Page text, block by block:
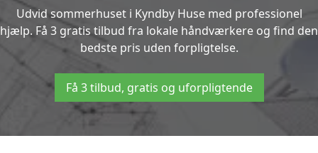
Udvid sommerhuset i Kyndby Huse med professionel
hjælp. Få 3 gratis tilbud fra lokale håndværkere og find den
bedste pris uden forpligtelse.
Få 3 tilbud, gratis og uforpligtende